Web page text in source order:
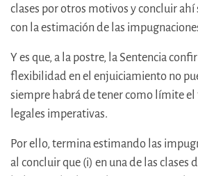
clases por otros motivos y concluir
con la estimación de las
Y es que, a la postre, la Sentencia
flexibilidad en el enjuiciamiento no
siempre habrá de tener como límite el
legales imperativas.
Por ello, termina estimando las
al concluir que (i) en una de las clases